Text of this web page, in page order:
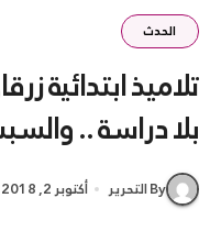
الحدث
تلاميذ ابتدائية
بلا دراسة ..
By التحرير أكتوبر 2, 2018